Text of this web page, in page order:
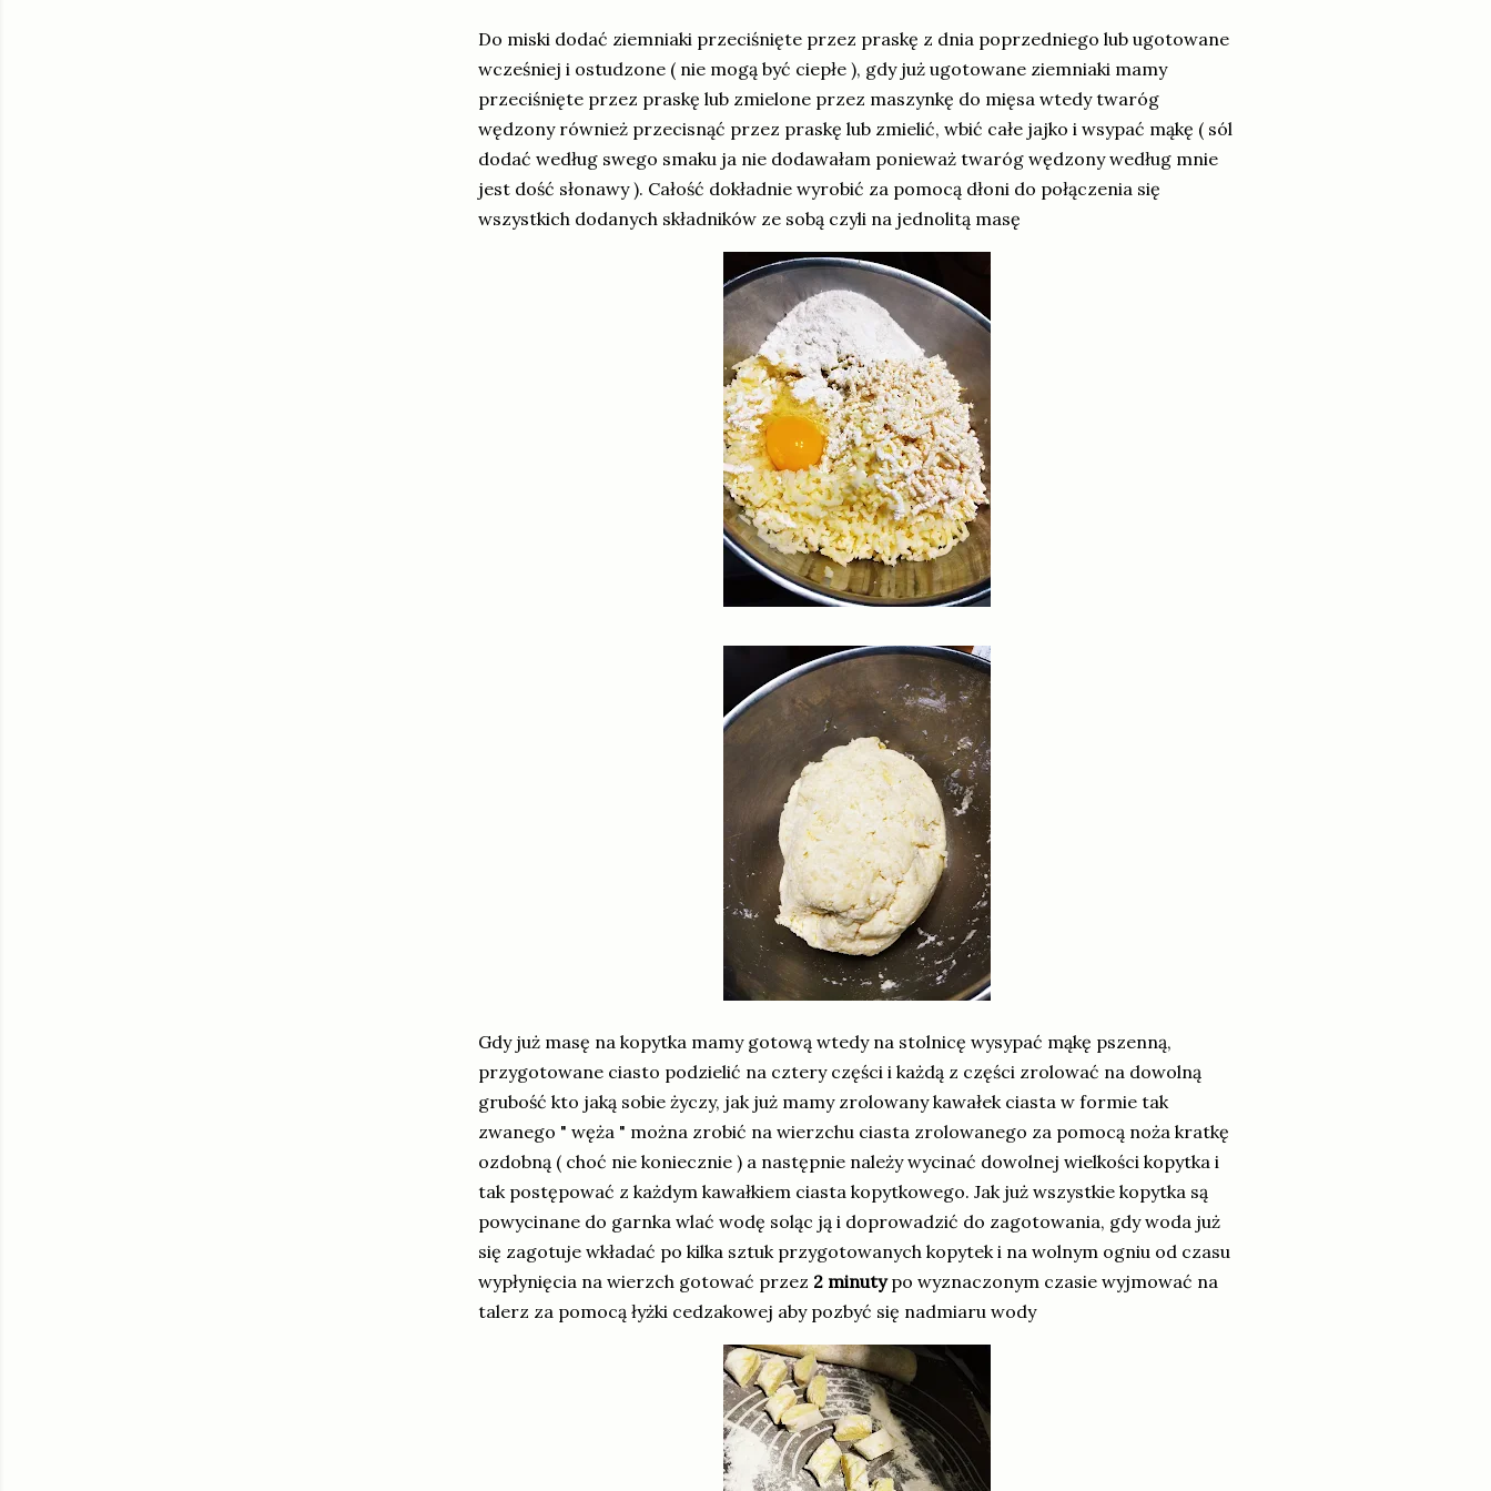
Do miski dodać ziemniaki przeciśnięte przez praskę z dnia poprzedniego lub ugotowane
wcześniej i ostudzone ( nie mogą być ciepłe ), gdy już ugotowane ziemniaki mamy
przeciśnięte przez praskę lub zmielone przez maszynkę do mięsa wtedy twaróg
wędzony również przecisnąć przez praskę lub zmielić, wbić całe jajko i wsypać mąkę ( sól
dodać według swego smaku ja nie dodawałam ponieważ twaróg wędzony według mnie
jest dość słonawy ). Całość dokładnie wyrobić za pomocą dłoni do połączenia się
wszystkich dodanych składników ze sobą czyli na jednolitą masę
Gdy już masę na kopytka mamy gotową wtedy na stolnicę wysypać mąkę pszenną,
przygotowane ciasto podzielić na cztery części i każdą z części zrolować na dowolną
grubość kto jaką sobie życzy, jak już mamy zrolowany kawałek ciasta w formie tak
zwanego " węża " można zrobić na wierzchu ciasta zrolowanego za pomocą noża kratkę
ozdobną ( choć nie koniecznie ) a następnie należy wycinać dowolnej wielkości kopytka i
tak postępować z każdym kawałkiem ciasta kopytkowego. Jak już wszystkie kopytka są
powycinane do garnka wlać wodę soląc ją i doprowadzić do zagotowania, gdy woda już
się zagotuje wkładać po kilka sztuk przygotowanych kopytek i na wolnym ogniu od czasu
wypłynięcia na wierzch gotować przez 2 minutypo wyznaczonym czasie wyjmować na
talerz za pomocą łyżki cedzakowej aby pozbyć się nadmiaru wody